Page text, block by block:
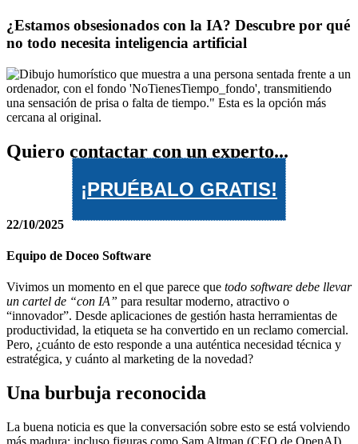
¿Estamos obsesionados con la IA? Descubre por qué
no todo necesita inteligencia artificial
Quiero contactar con un experto...
¡PRUÉBALO GRATIS!
22/10/2025
Equipo de Doceo Software
Vivimos un momento en el que parece que todo software debe llevar
un cartel de “con IA” para resultar moderno, atractivo o
“innovador”. Desde aplicaciones de gestión hasta herramientas de
productividad, la etiqueta se ha convertido en un reclamo comercial.
Pero, ¿cuánto de esto responde a una auténtica necesidad técnica y
estratégica, y cuánto al marketing de la novedad?
Una burbuja reconocida
La buena noticia es que la conversación sobre esto se está volviendo